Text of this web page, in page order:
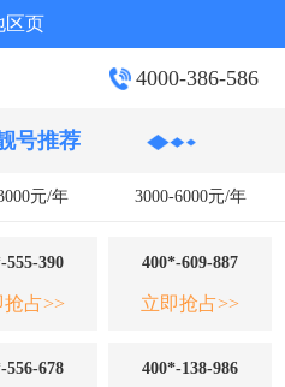
区页
4000-386-586
号推荐
元/年 3000-6000元/年
555-390
抢占>>
400*-609-887
立即抢占>>
556-678 400*-138-986